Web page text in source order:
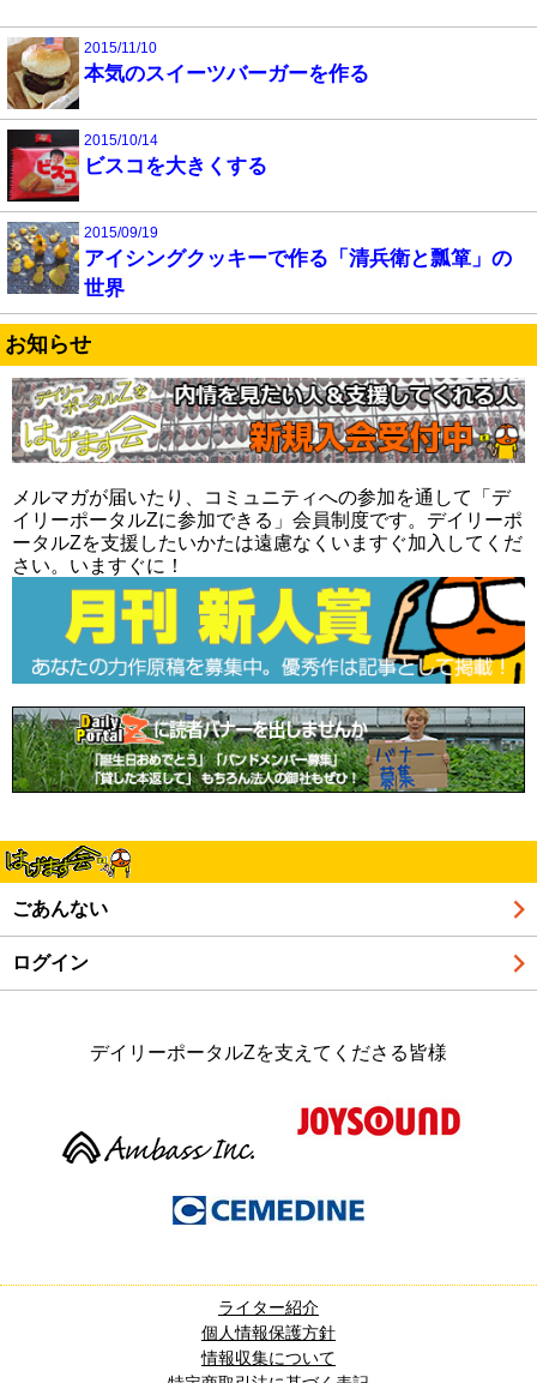
2015/11/10
本気のスイーツバーガーを作る
2015/10/14
ビスコを大きくする
2015/09/19
アイシングクッキーで作る「清兵衛と瓢箪」の
世界
お知らせ
メルマガが届いたり、コミュニティへの参加を通して「デ
イリーポータルZに参加できる」会員制度です。デイリーポ
ータルZを支援したいかたは遠慮なくいますぐ加入してくだ
さい。いますぐに！
ごあんない
ログイン
デイリーポータルZを支えてくださる皆様
ライター紹介
個人情報保護方針
情報収集について